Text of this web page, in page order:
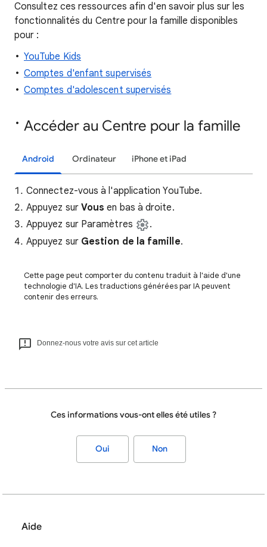
Consultez ces ressources afin d'en savoir plus sur les
fonctionnalités du Centre pour la famille disponibles
pour :
YouTube Kids
Comptes d'enfant supervisés
Comptes d'adolescent supervisés
Accéder au Centre pour la famille
Android Ordinateur iPhone et iPad
Connectez-vous à l'application YouTube.
Appuyez sur Vous en bas à droite.
Appuyez sur Paramètres
.
Appuyez sur Gestion de la famille.
Cette page peut comporter du contenu traduit à l'aide d'une
technologie d'IA. Les traductions générées par IA peuvent
contenir des erreurs.
Donnez-nous votre avis sur cet article
Ces informations vous-ont elles été utiles ?
Oui Non
Aide